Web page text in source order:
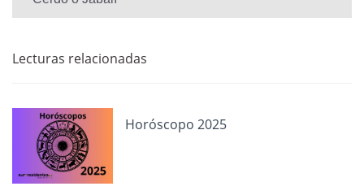
Lecturas relacionadas
Horóscopo 2025